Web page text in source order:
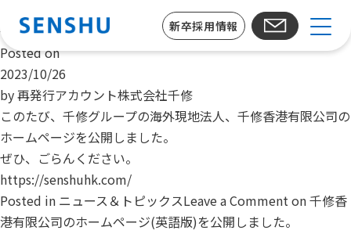
新卒採用情報
千修香港有限公司のホームページ(英語版)を公開しました。
Posted on
2023/10/26
by再発行アカウント株式会社千修
このたび、千修グループの海外現地法人、千修香港有限公司の
ホームページを公開しました。
ぜひ、ごらんください。
https://senshuhk.com/
Posted in ニュース＆トピックスLeave a Commenton 千修香
港有限公司のホームページ(英語版)を公開しました。